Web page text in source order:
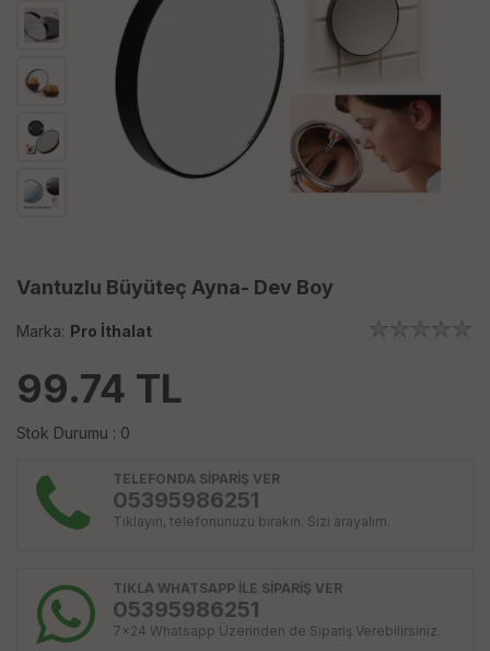
Vantuzlu Büyüteç Ayna- Dev Boy
Marka: Pro İthalat
99.74 TL
Stok Durumu : 0
TELEFONDA SİPARİŞ VER
05395986251
Tıklayın, telefonunuzu bırakın. Sizi arayalım.
TIKLA WHATSAPP İLE SİPARİŞ VER
05395986251
7x24 Whatsapp Üzerinden de Sipariş Verebilirsiniz.